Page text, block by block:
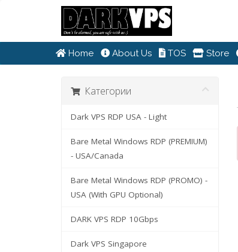
Home About Us TOS Store
Категории
Dark VPS RDP USA - Light
Bare Metal Windows RDP (PREMIUM)
- USA/Canada
Bare Metal Windows RDP (PROMO) -
USA (With GPU Optional)
DARK VPS RDP 10Gbps
Dark VPS Singapore